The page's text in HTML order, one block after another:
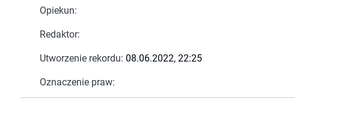
Opiekun:
Redaktor:
Utworzenie rekordu: 08.06.2022, 22:25
Oznaczenie praw: